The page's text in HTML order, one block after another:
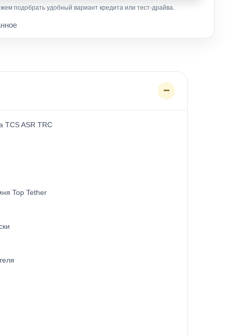
подобрать удобный вариант кредита или тест-драйва.
−
TCS ASR TRC
Top Tether